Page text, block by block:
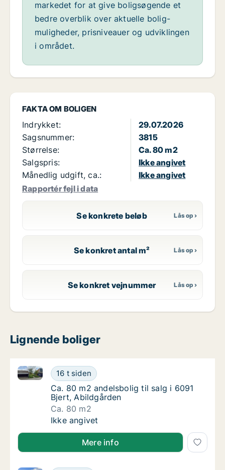
FAKTA OM BOLIGEN
Indrykket:
29.07.2026
Sagsnummer:
3815
Størrelse:
Ca. 80 m2
Salgspris:
Ikke angivet
Månedlig udgift, ca.:
Ikke angivet
Rapportér fejl i data
Se konkrete beløb
Se konkret antal m²
Se konkret vejnummer
markedet for at give boligsøgende et
bedre overblik over aktuelle bolig-
muligheder, prisniveauer og udviklingen
i området.
Lignende boliger
Ca. 80 m2 andelsbolig til salg i 6091 Bjert,
16 t siden
Ca. 80 m2 andelsbolig til salg i 6091 Bjert,
Ca. 80 m2 andelsbolig til salg i 6091 Bjert,
Ca. 80 m2 andelsbolig til salg i 6091
Bjert, Abildgården
Ca. 80 m2
Ca. 80 m2 andelsbolig til salg i 6091 Bjert,
Ikke angivet
Mere info